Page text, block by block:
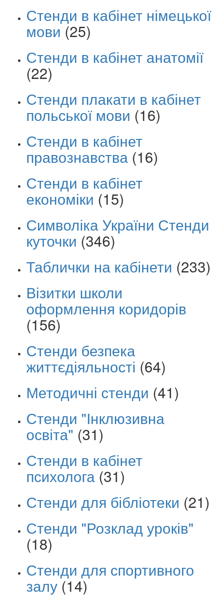
Стенди в кабінет німецької
мови (25)
Стенди в кабінет анатомії
(22)
Стенди плакати в кабінет
польської мови (16)
Стенди в кабінет
правознавства (16)
Стенди в кабінет
економіки (15)
Символіка України Стенди
куточки (346)
Таблички на кабінети (233)
Візитки школи
оформлення коридорів
(156)
Стенди безпека
життєдіяльності (64)
Методичні стенди (41)
Стенди "Інклюзивна
освіта" (31)
Стенди в кабінет
психолога (31)
Стенди для бібліотеки (21)
Стенди "Розклад уроків"
(18)
Стенди для спортивного
залу(14)